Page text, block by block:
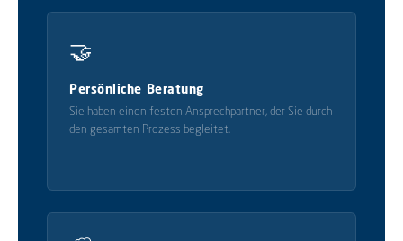
🤝
Persönliche Beratung
Sie haben einen festen Ansprechpartner, der Sie durch
den gesamten Prozess begleitet.